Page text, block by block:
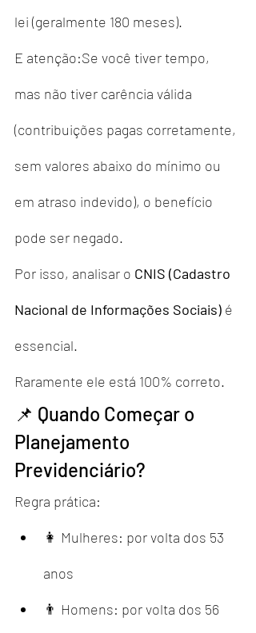
lei (geralmente 180 meses).
E atenção:Se você tiver tempo,
mas não tiver carência válida
(contribuições pagas corretamente,
sem valores abaixo do mínimo ou
em atraso indevido), o benefício
pode ser negado.
Por isso, analisar o CNIS (Cadastro
Nacional de Informações Sociais) é
essencial.
Raramente ele está 100% correto.
📌 Quando Começar o
Planejamento
Previdenciário?
Regra prática:
👩 Mulheres: por volta dos 53
anos
👨 Homens: por volta dos 56